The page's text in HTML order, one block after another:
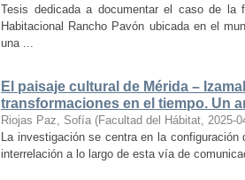
Tesis dedicada a documentar el caso de la
Habitacional Rancho Pavón ubicada en el
una ...
El paisaje cultural de Mérida –
transformaciones en el tiempo. Un
Riojas Paz, Sofía (Facultad del Hábitat, 2025-
La investigación se centra en la
interrelación a lo largo de esta vía de